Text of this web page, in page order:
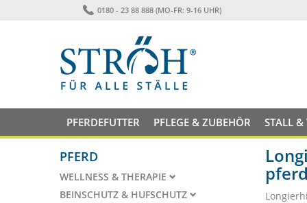
0180 - 23 88 888 (MO-FR: 9-16 UHR)
PFERDEFUTTER PFLEGE & ZUBEHÖR STALL &
PFERD
WELLNESS & THERAPIE
BEINSCHUTZ & HUFSCHUTZ